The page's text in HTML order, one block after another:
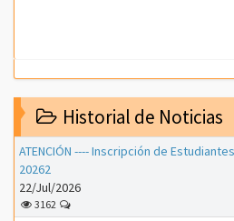
Historial de Noticias
ATENCIÓN ---- Inscripción de
20262
22/Jul/2026
3162